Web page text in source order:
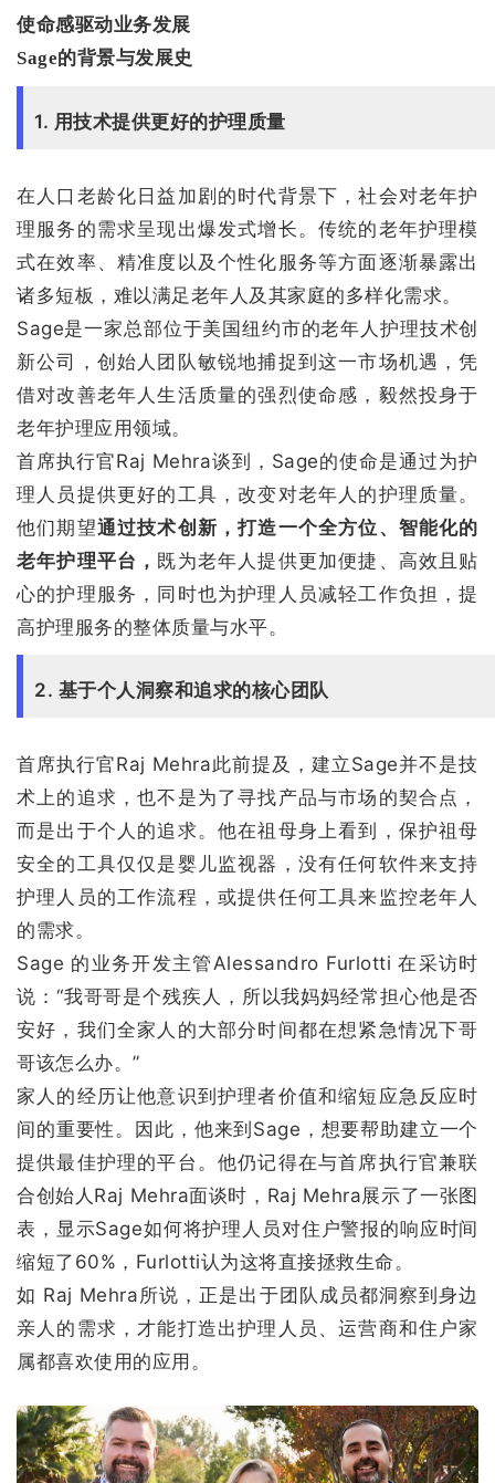
使命感驱动业务发展
Sage的背景与发展史
1. 用技术提供更好的护理质量
在人口老龄化日益加剧的时代背景下，社会对老年护
理服务的需求呈现出爆发式增长。传统的老年护理模
式在效率、精准度以及个性化服务等方面逐渐暴露出
诸多短板，难以满足老年人及其家庭的多样化需求。
Sage是一家总部位于美国纽约市的老年人护理技术创
新公司，创始人团队敏锐地捕捉到这一市场机遇，凭
借对改善老年人生活质量的强烈使命感，毅然投身于
老年护理应用领域。
首席执行官Raj Mehra谈到，Sage的使命是通过为护
理人员提供更好的工具，改变对老年人的护理质量。
他们期望通过技术创新，打造一个全方位、智能化的
老年护理平台， 既为老年人提供更加便捷、高效且贴
心的护理服务，同时也为护理人员减轻工作负担，提
高护理服务的整体质量与水平。
2. 基于个人洞察和追求的核心团队
首席执行官Raj Mehra此前提及，建立Sage并不是技
术上的追求，也不是为了寻找产品与市场的契合点，
而是出于个人的追求。他在祖母身上看到，保护祖母
安全的工具仅仅是婴儿监视器，没有任何软件来支持
护理人员的工作流程，或提供任何工具来监控老年人
的需求。
Sage 的业务开发主管Alessandro Furlotti 在采访时
说：“我哥哥是个残疾人，所以我妈妈经常担心他是否
安好，我们全家人的大部分时间都在想紧急情况下哥
哥该怎么办。”
家人的经历让他意识到护理者价值和缩短应急反应时
间的重要性。因此，他来到Sage，想要帮助建立一个
提供最佳护理的平台。他仍记得在与首席执行官兼联
合创始人Raj Mehra面谈时，Raj Mehra展示了一张图
表，显示Sage如何将护理人员对住户警报的响应时间
缩短了60%，Furlotti认为这将直接拯救生命。
如 Raj Mehra所说，正是出于团队成员都洞察到身边
亲人的需求，才能打造出护理人员、运营商和住户家
属都喜欢使用的应用。